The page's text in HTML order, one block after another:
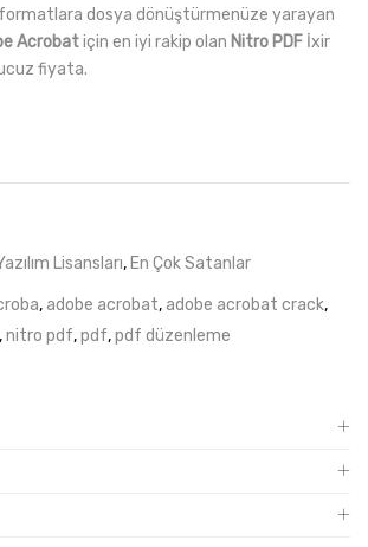
formatlara dosya dönüştürmenüze yarayan
Acrobatiçin en iyi rakip olan Nitro PDF İxir
fiyata.
Lisansları, En Çok Satanlar
, adobe acrobat, adobe acrobat crack,
,nitro pdf,pdf,pdf düzenleme